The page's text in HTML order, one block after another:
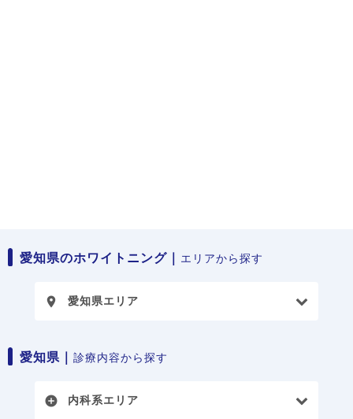
愛知県のホワイトニング｜ エリアから探す
place 愛知県エリア
愛知県｜ 診療内容から探す
add_circle 内科系エリア